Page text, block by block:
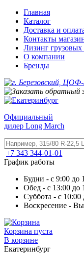
Главная
Каталог
Доставка и
Контакты
Лизинг
О компании
Бренды
Официальный
дилер Long March
+7 343 344-01-01
График работы
Будни - с 9:00 до
Обед - с 13:00 до
Суббота - с 10:00
Воскресение -
Корзина пуста
В корзине
Екатеринбург